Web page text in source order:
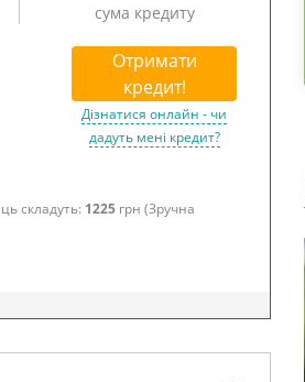
сума кредиту
Отримати
кредит!
Дізнатися онлайн - чи
дадуть мені кредит?
складуть: 1225 грн (Зручна